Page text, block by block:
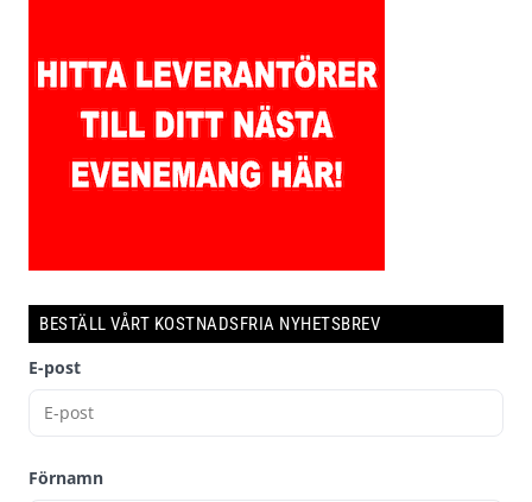
BESTÄLL VÅRT KOSTNADSFRIA NYHETSBREV
E-post
Förnamn